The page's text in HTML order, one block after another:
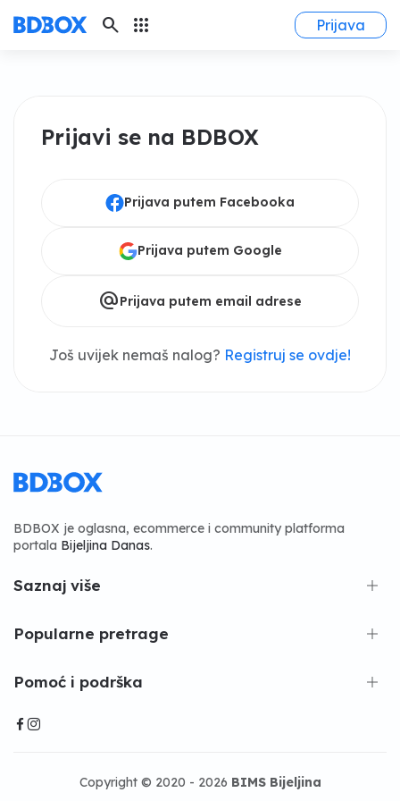
search apps Prijava
Prijavi se na BDBOX
Prijava putem Facebooka
Prijava putem Google
alternate_emailPrijava putem email adrese
Još uvijek nemaš nalog? Registruj se ovdje!
BDBOX je oglasna, ecommerce i community platforma
portala Bijeljina Danas.
Saznaj više
Popularne pretrage
Pomoć i podrška
Copyright © 2020 - 2026 BIMS Bijeljina